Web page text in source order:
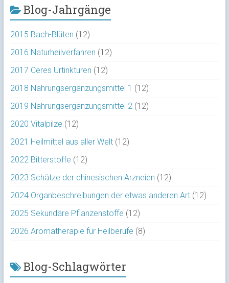
Blog-Jahrgänge
2015 Bach-Blüten (12)
2016 Naturheilverfahren (12)
2017 Ceres Urtinkturen (12)
2018 Nahrungsergänzungsmittel 1 (12)
2019 Nahrungsergänzungsmittel 2 (12)
2020 Vitalpilze (12)
2021 Heilmittel aus aller Welt(12)
2022 Bitterstoffe (12)
2023 Schätze der chinesischen Arzneien (12)
2024 Organbeschreibungen der etwas anderen Art(12)
2025 Sekundäre Pflanzenstoffe (12)
2026 Aromatherapie für Heilberufe (8)
Blog-Schlagwörter